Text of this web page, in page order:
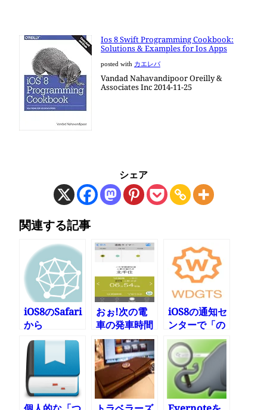
Ios 8 Swift Programming Cookbook:
Solutions & Examples for Ios Apps
posted with カエレバ
Vandad Nahavandipoor Oreilly &
Associates Inc 2014-11-25
シェア
関連する記事
iOS8のSafari
から
1Password
を呼び出す
おぉ!次の電
車の発車時間
までカウント
ダウン〜
Yahoo!乗換
案内もiOS8の
ウィジットに
対応
iOS8の通知セ
ンターで「の
み」電卓が使
える
「Wdgts」ア
プリ